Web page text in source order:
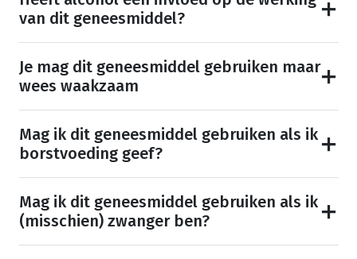
van dit geneesmiddel?
Je mag dit geneesmiddel gebruiken maar
wees waakzaam
Mag ik dit geneesmiddel gebruiken als ik
borstvoeding geef?
Mag ik dit geneesmiddel gebruiken als ik
(misschien) zwanger ben?